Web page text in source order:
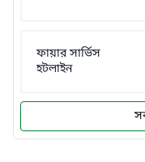
ফায়ার সার্ভিস
হটলাইন